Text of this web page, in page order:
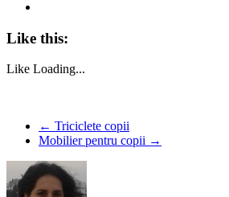
Like this:
Like Loading...
← Triciclete copii
Mobilier pentru copii →